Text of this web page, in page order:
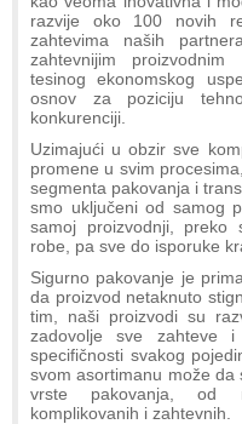
razvije oko 100 novih
zahtevima naših
zahtevnijim
tesinog ekonomskog
osnov za poziciju
konkurenciji.
Uzimajući u obzir sve
promene u svim
segmenta pakovanja i
smo uključeni od samog
samoj proizvodnji, preko
robe, pa sve do isporuke
Sigurno pakovanje je
da proizvod netaknuto
tim, naši proizvodi su
zadovolje sve zahteve
specifičnosti svakog
svom asortimanu može da
vrste pakovanja, od
komplikovanih i zahtevnih.